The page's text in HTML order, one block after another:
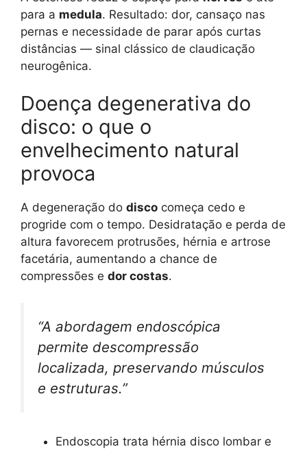
para a medula. Resultado: dor, cansaço nas
pernas e necessidade de parar após curtas
distâncias — sinal clássico de claudicação
neurogênica.
Doença degenerativa do
disco: o que o
envelhecimento natural
provoca
A degeneração do disco começa cedo e
progride com o tempo. Desidratação e perda de
altura favorecem protrusões, hérnia e artrose
facetária, aumentando a chance de
compressões e dor costas.
“A abordagem endoscópica
permite descompressão
localizada, preservando músculos
e estruturas.”
Endoscopia trata hérnia disco lombar e